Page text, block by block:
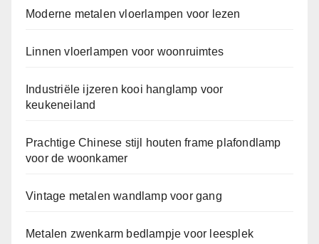
Moderne metalen vloerlampen voor lezen
Linnen vloerlampen voor woonruimtes
Industriële ijzeren kooi hanglamp voor
keukeneiland
Prachtige Chinese stijl houten frame plafondlamp
voor de woonkamer
Vintage metalen wandlamp voor gang
Metalen zwenkarm bedlampje voor leesplek